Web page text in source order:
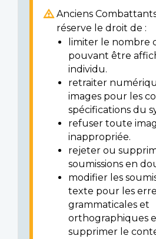
Anciens
réserve le droit de :
limiter le nombre
pouvant être
individu.
retraiter
images pour les
spécifications du
refuser toute
inappropriée.
rejeter ou
soumissions en
modifier les
texte pour les
grammaticales et
orthographiques
supprimer le